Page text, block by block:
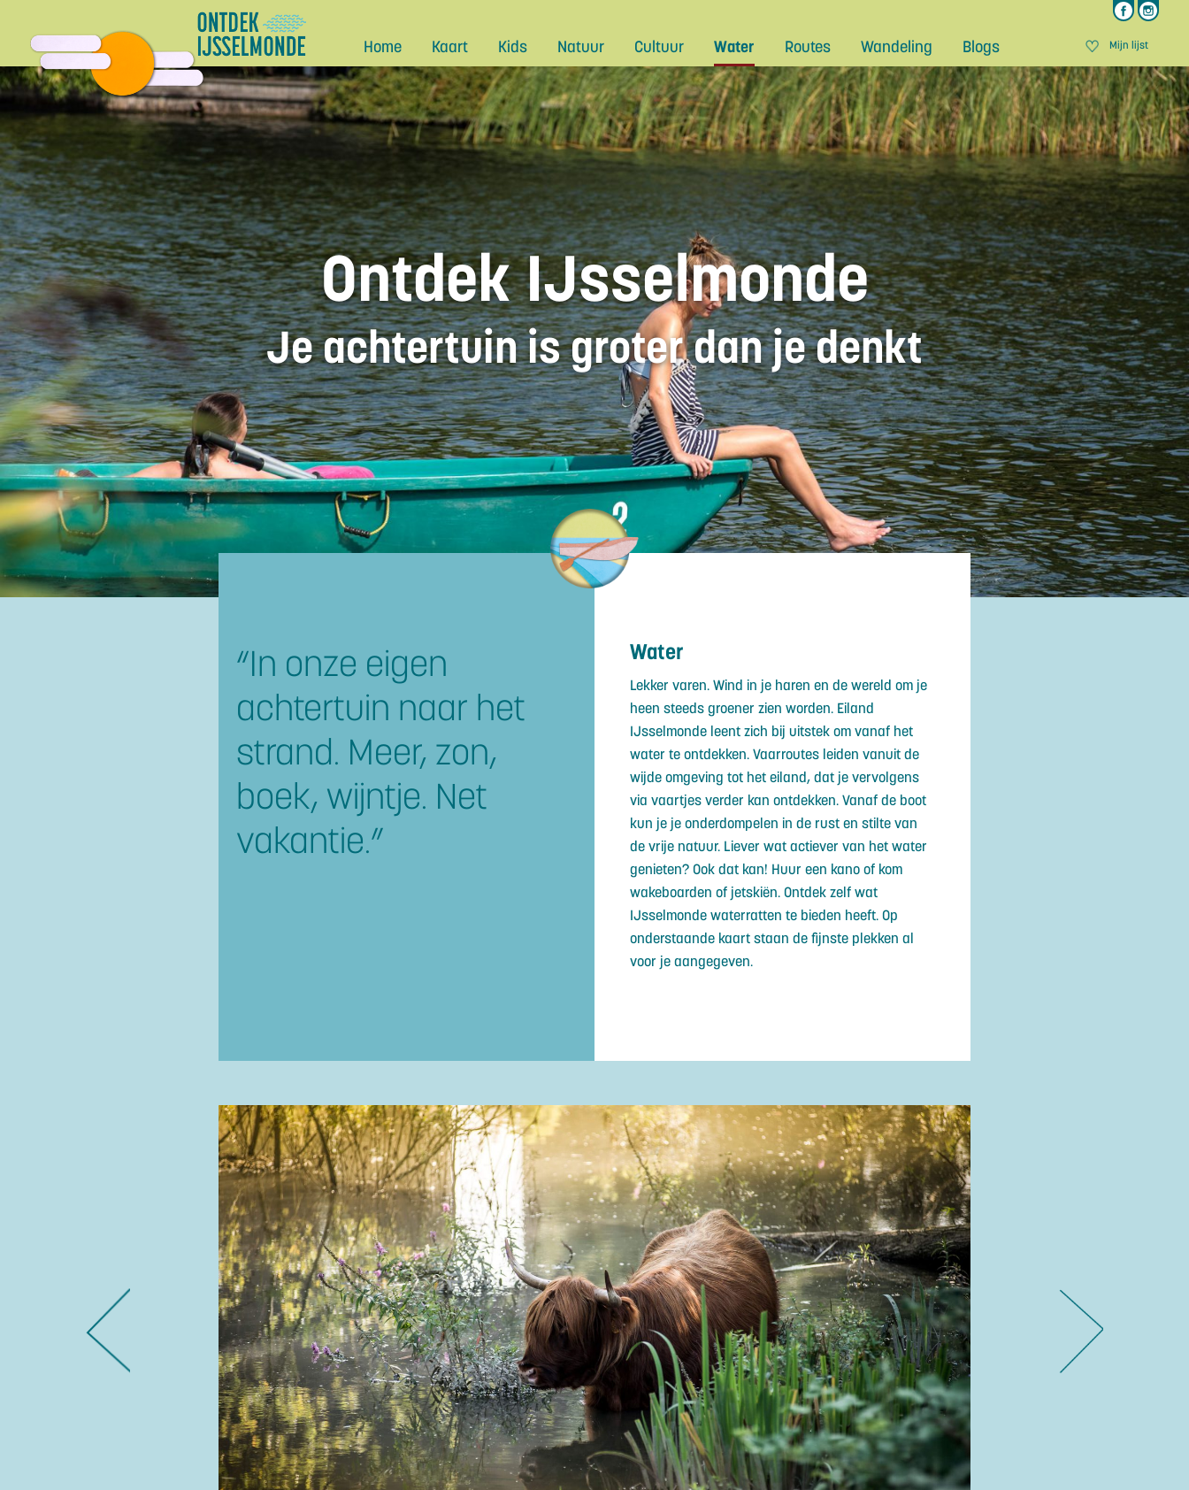
Home Kaart Kids Natuur Cultuur Water Routes Wandeling Blogs Mijn lijst
Ontdek IJsselmonde
Je achtertuin is groter dan je denkt
“In onze eigen
achtertuin naar het
strand. Meer, zon,
boek, wijntje. Net
vakantie.”
Water
Lekker varen. Wind in je haren en de wereld om je
heen steeds groener zien worden. Eiland
IJsselmonde leent zich bij uitstek om vanaf het
water te ontdekken. Vaarroutes leiden vanuit de
wijde omgeving tot het eiland, dat je vervolgens
via vaartjes verder kan ontdekken. Vanaf de boot
kun je je onderdompelen in de rust en stilte van
de vrije natuur. Liever wat actiever van het water
genieten? Ook dat kan! Huur een kano of kom
wakeboarden of jetskiën. Ontdek zelf wat
IJsselmonde waterratten te bieden heeft. Op
onderstaande kaart staan de fijnste plekken al
voor je aangegeven.